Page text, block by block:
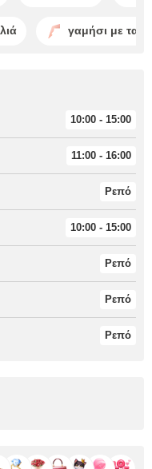
γαμήσι με τα
10:00 - 15:00
11:00 - 16:00
Ρεπό
10:00 - 15:00
Ρεπό
Ρεπό
Ρεπό